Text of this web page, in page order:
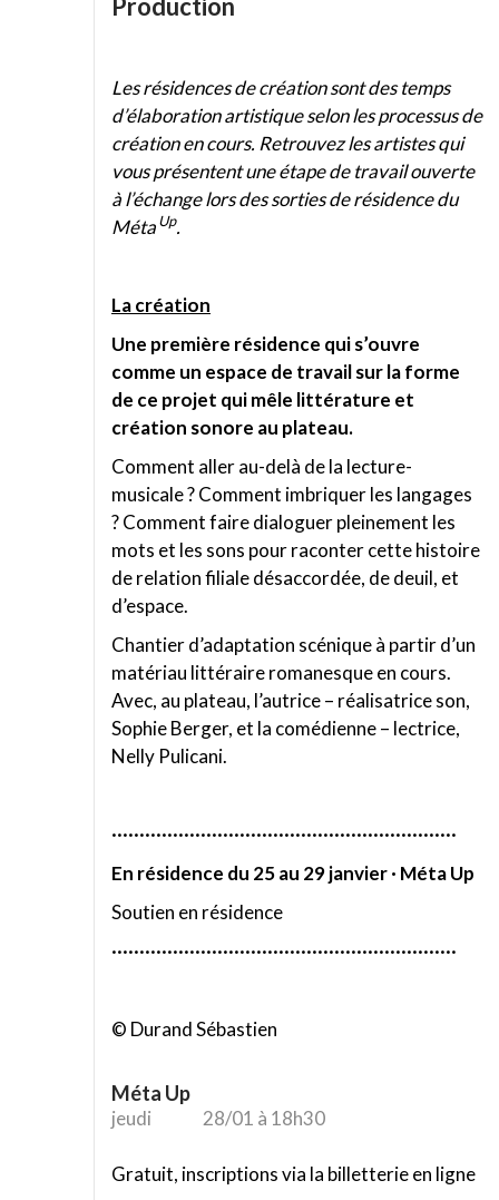
Les résidences de création sont des temps
d’élaboration artistique selon les processus de
création en cours. Retrouvez les artistes qui
vous présentent une étape de travail ouverte
à l’échange lors des sorties de résidence du
MétaUp.
La création
Une première résidence qui s’ouvre
comme un espace de travail sur la forme
de ce projet qui mêle littérature et
création sonore au plateau.
Comment aller au-delà de la lecture-
musicale ? Comment imbriquer les langages
? Comment faire dialoguer pleinement les
mots et les sons pour raconter cette histoire
de relation filiale désaccordée, de deuil, et
d’espace.
Chantier d’adaptation scénique à partir d’un
matériau littéraire romanesque en cours.
Avec, au plateau, l’autrice – réalisatrice son,
Sophie Berger, et la comédienne – lectrice,
Nelly Pulicani.
······························································
En résidence du 25 au 29 janvier · Méta Up
Soutien en résidence
······························································
© Durand Sébastien
Méta Up
jeudi 28/01 à 18h30
Gratuit, inscriptions via la billetterie en ligne